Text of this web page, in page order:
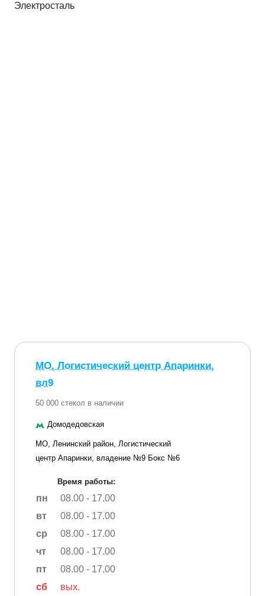
Электросталь
МО, Логистический центр Апаринки,
вл9
50 000 стекол в наличии
Домодедовская
МО, Ленинский район, Логистический
центр Апаринки, владение №9 Бокс №6
Время работы:
пн
08.00 - 17.00
вт
08.00 - 17.00
ср
08.00 - 17.00
чт
08.00 - 17.00
пт
08.00 - 17.00
сб
вых.